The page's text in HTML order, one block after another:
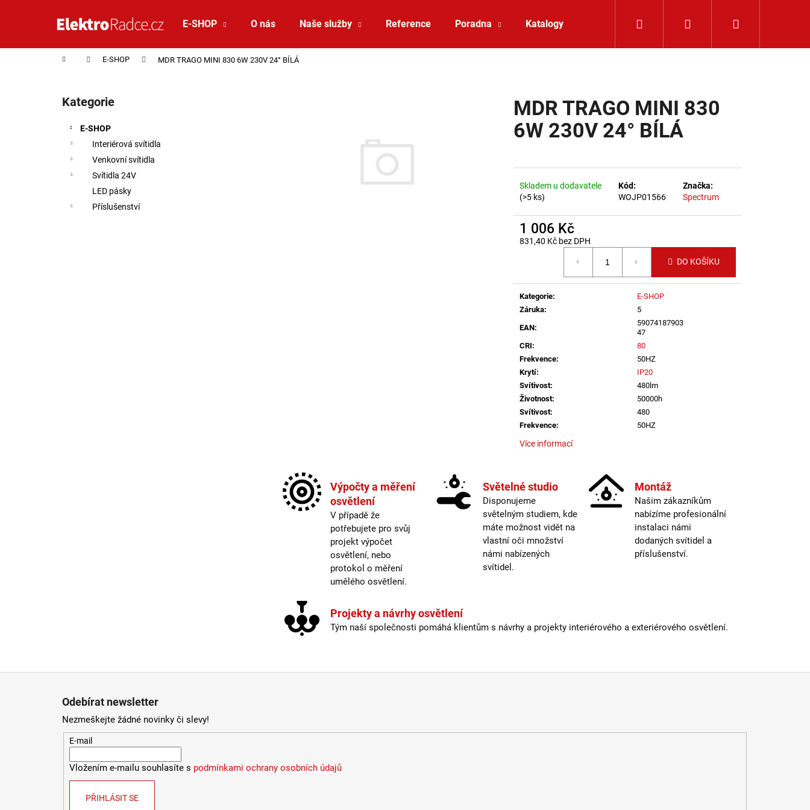
E-SHOP O nás Naše služby Reference Poradna Katalogy Přihlášení
Domů E-SHOP MDR TRAGO MINI 830 6W 230V 24° BÍLÁ
Přeskočit kategorie
Kategorie
E-SHOP
Interiérová svítidla
Venkovní svítidla
Svítidla 24V
LED pásky
Příslušenství
MDR TRAGO MINI 830
6W 230V 24° BÍLÁ
Skladem u dodavatele
(>5 ks)
Kód:
WOJP01566
Značka:
Spectrum
1 006 Kč
831,40 Kč bez DPH
DO KOŠÍKU
Kategorie:
E-SHOP
Záruka:
5
EAN:
59074187903
47
CRI:
80
Frekvence:
50HZ
Krytí:
IP20
Svítivost:
480lm
Životnost:
50000h
Svítivost:
480
Frekvence: 50HZ
Více informací
CRI: 80
Méně informací
Výpočty a měření
osvětlení
V případě že
potřebujete pro svůj
projekt výpočet
osvětlení, nebo
protokol o měření
umělého osvětlení.
Světelné studio
Disponujeme
světelným studiem, kde
máte možnost vidět na
vlastní oči množství
námi nabízených
svítidel.
Montáž
Našim zákazníkům
nabízíme profesionální
instalaci námi
dodaných svítidel a
příslušenství.
Projekty a návrhy osvětlení
Tým naší společnosti pomáhá klientům s návrhy a projekty interiérového a exteriérového osvětlení.
Zpět
do
Zpět
do
Co potřebujete najít?
Doporučujeme
VÝPRODEJ LED2 LIŠTOVÉ SVÍTIDLO
4000K ČERNÁ - LED2 LIGHTING
Odebírat newsletter
Nezmeškejte žádné novinky či slevy!
E-mail
Vložením e-mailu souhlasíte s podmínkami ochrany osobních údajů
PŘIHLÁSIT SE